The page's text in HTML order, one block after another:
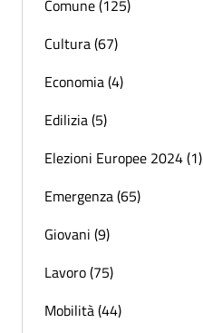
Comune (125)
Cultura (67)
Economia (4)
Edilizia (5)
Elezioni Europee 2024 (1)
Emergenza (65)
Giovani (9)
Lavoro (75)
Mobilità (44)